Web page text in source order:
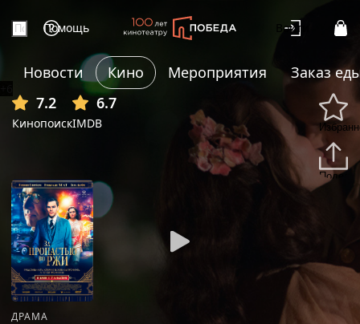
Помощь Войти
Новости Кино Мероприятия
Заказ
7.2
Кинопоиск
6.7
IMDB
ДРАМА